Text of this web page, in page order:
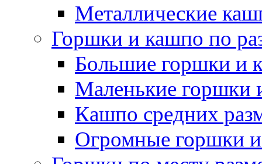
Металлические
Горшки и кашпо по
Большие горшки и
Маленькие горшки
Кашпо средних
Огромные горшки